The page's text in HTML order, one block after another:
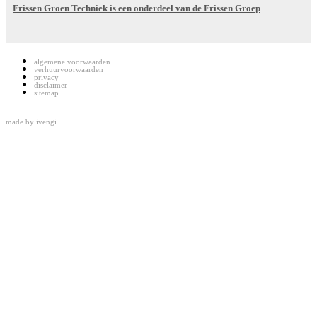
Frissen Groen Techniek is een onderdeel van de Frissen Groep
algemene voorwaarden
verhuurvoorwaarden
privacy
disclaimer
sitemap
made by ivengi